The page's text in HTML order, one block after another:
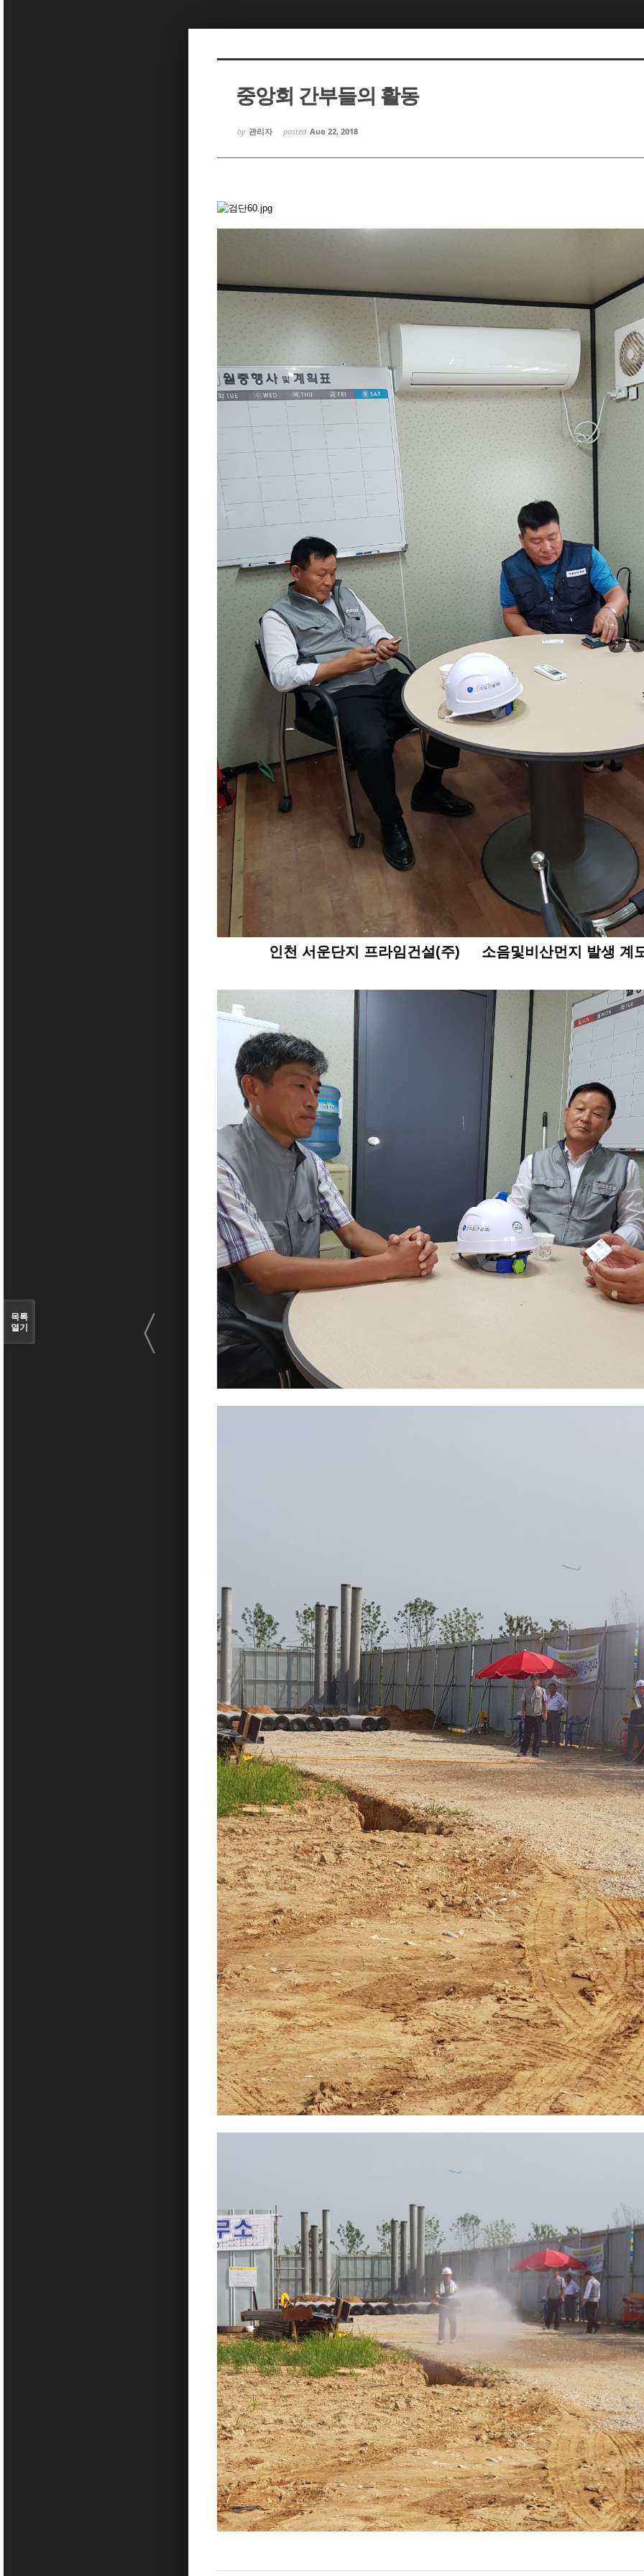
중앙회 간부들의 활동
by 관리자 posted Aug 22, 2018
인천 서운단지 프라임건설(주) 소음및비산먼지 발생 계
〈
목록
열기
Sketchbook5, 스케치북5
Sketchbook5, 스케치북5
Sketchbook5, 스케치북5
Sketchbook5, 스케치북5